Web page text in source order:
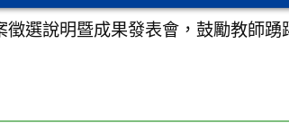
選說明暨成果發表會，鼓勵教師踴